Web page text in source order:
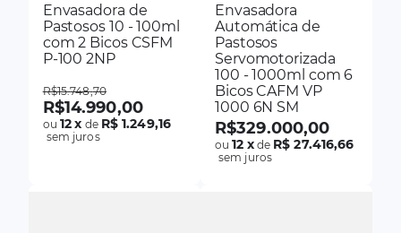
Envasadora de
Pastosos 10 - 100ml
com 2 Bicos CSFM
P-100 2NP
R$15.748,70
R$14.990,00
ou12x de R$ 1.249,16
sem juros
Envasadora
Automática de
Pastosos
Servomotorizada
100 - 1000ml com 6
Bicos CAFM VP
1000 6N SM
R$329.000,00
ou12 xde R$ 27.416,66
sem juros